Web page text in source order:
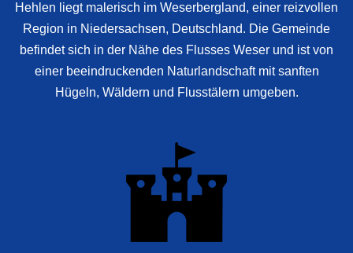
Hehlen liegt malerisch im Weserbergland, einer reizvollen
Region in Niedersachsen, Deutschland. Die Gemeinde
befindet sich in der Nähe des Flusses Weser und ist von
einer beeindruckenden Naturlandschaft mit sanften
Hügeln, Wäldern und Flusstälern umgeben.